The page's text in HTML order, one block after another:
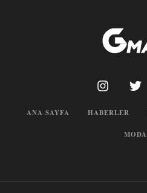
ANA SAYFA HABERLER
MODA